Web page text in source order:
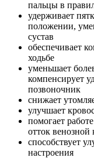
пальцы в
удерживает
положении,
сустав
обеспечивает
ходьбе
уменьшает
компенсирует
позвоночник
снижает
улучшает
помогает
отток
способствует
настроения